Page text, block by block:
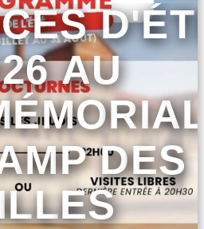
AU
DES